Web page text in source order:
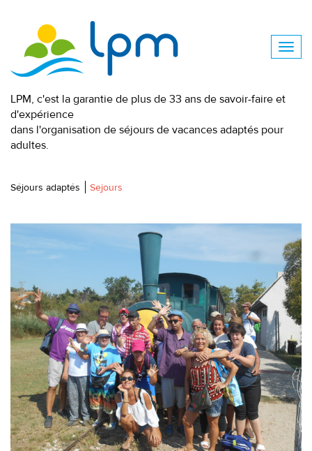
LPM, c'est la garantie de plus de 33 ans de savoir-faire et
d'expérience
dans l'organisation de séjours de vacances adaptés pour
adultes.
Séjours adaptés Sejours